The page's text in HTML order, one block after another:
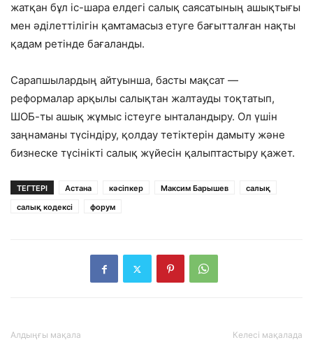
жатқан бұл іс-шара елдегі салық саясатының ашықтығы
мен әділеттілігін қамтамасыз етуге бағытталған нақты
қадам ретінде бағаланды.
Сарапшылардың айтуынша, басты мақсат —
реформалар арқылы салықтан жалтауды тоқтатып,
ШОБ-ты ашық жұмыс істеуге ынталандыру. Ол үшін
заңнаманы түсіндіру, қолдау тетіктерін дамыту және
бизнеске түсінікті салық жүйесін қалыптастыру қажет.
ТЕГТЕРІ Астана кәсіпкер Максим Барышев
салық
салық кодексі
форум
Алдыңғы мақала Келесі мақалада